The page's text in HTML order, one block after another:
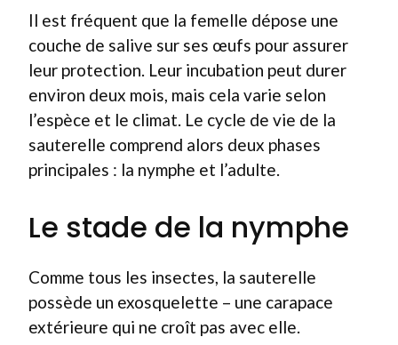
Il est fréquent que la femelle dépose une
couche de salive sur ses œufs pour assurer
leur protection. Leur incubation peut durer
environ deux mois, mais cela varie selon
l’espèce et le climat. Le cycle de vie de la
sauterelle comprend alors deux phases
principales : la nymphe et l’adulte.
Le stade de la nymphe
Comme tous les insectes, la sauterelle
possède un exosquelette – une carapace
extérieure qui ne croît pas avec elle.